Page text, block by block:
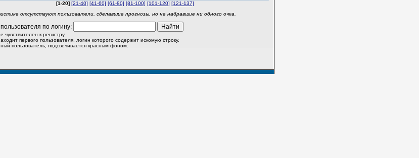
[1-20] [21-40] [41-60] [61-80] [81-100] [101-120] [121-137]
отсутствуют пользователи, сделавшие прогнозы, но не набравшие ни одного очка.
по логину:
чувствителен к регистру.
первого пользователя, логин которого содержит искомую строку.
пользователь, подсвечивается красным фоном.